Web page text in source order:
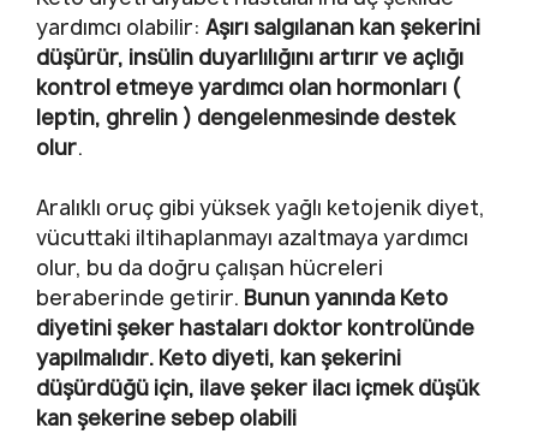
yardımcı olabilir: Aşırı salgılanan kan şekerini
düşürür, insülin duyarlılığını artırır ve açlığı
kontrol etmeye yardımcı olan hormonları (
leptin, ghrelin ) dengelenmesinde destek
olur.
Aralıklı oruç gibi yüksek yağlı ketojenik diyet,
vücuttaki iltihaplanmayı azaltmaya yardımcı
olur, bu da doğru çalışan hücreleri
beraberinde getirir. Bunun yanında Keto
diyetini şeker hastaları doktor kontrolünde
yapılmalıdır. Keto diyeti, kan şekerini
düşürdüğü için, ilave şeker ilacı içmek düşük
kan şekerine sebep olabili